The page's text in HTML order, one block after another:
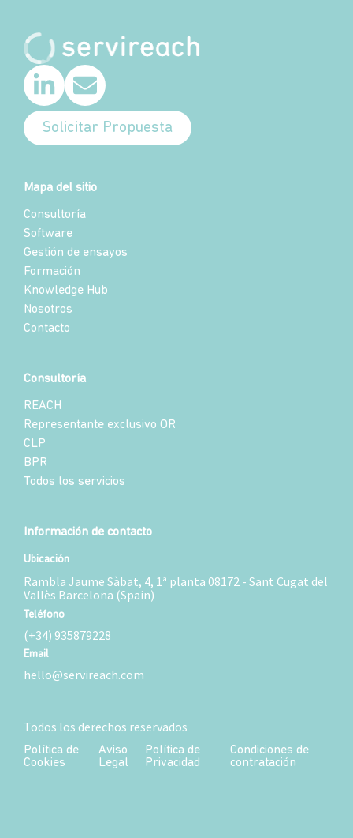
Solicitar Propuesta
Mapa del sitio
Consultoría
Software
Gestión de ensayos
Formación
Knowledge Hub
Nosotros
Contacto
Consultoría
REACH
Representante exclusivo OR
CLP
BPR
Todos los servicios
Información de contacto
Ubicación
Rambla Jaume Sàbat, 4, 1ª planta 08172 - Sant Cugat del
Vallès Barcelona (Spain)
Teléfono
(+34) 935879228
Email
hello@servireach.com
Todos los derechos reservados
Política de
Cookies
Aviso
Legal
Política de
Privacidad
Condiciones de
contratación